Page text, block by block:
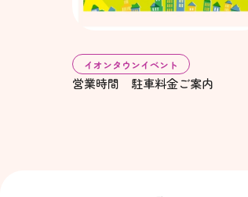
イオンタウンイベント
営業時間 駐車料金ご案内